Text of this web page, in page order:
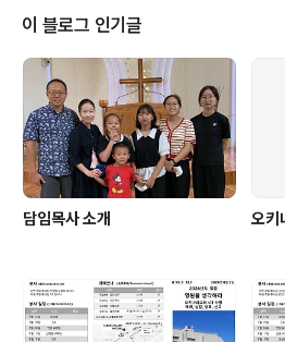
이 블로그 인기글
담임목사 소개 오키